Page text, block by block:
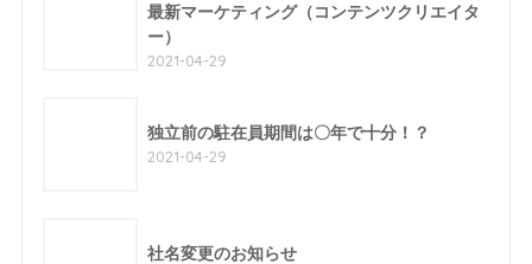
最新マーケティング（コンテンツクリエイタ
ー）
2021-04-29
独立前の駐在員期間は〇年で十分！？
2021-04-29
社名変更のお知らせ